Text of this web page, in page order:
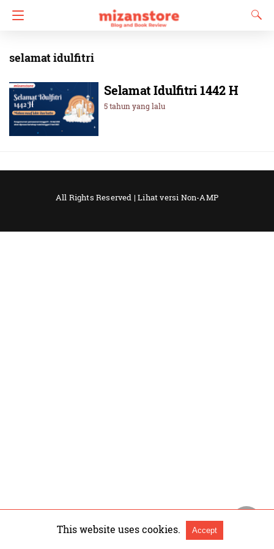
selamat idulfitri
Selamat Idulfitri 1442 H
5 tahun yang lalu
All Rights Reserved |Lihat versi Non-AMP
This website uses cookies. Accept